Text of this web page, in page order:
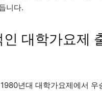
니다.
인 대학가요제
년대 대학가요제에서 우